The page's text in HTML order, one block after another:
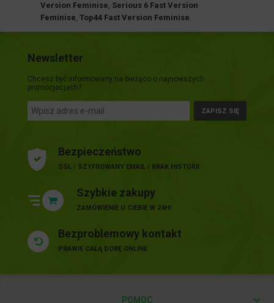
Version Feminise, Serious 6 Fast Version
Feminise, Top44 Fast Version Feminise.
Newsletter
Chcesz być informowany na bieżąco o najnowszych
promocjacjach?
ZAPISZ SIĘ
Bezpieczeństwo
SSL / SZYFROWANY EMAIL / BRAK HISTORII
Szybkie zakupy
ZAMÓWIENIE U CIEBIE W 24H!
Bezproblemowy kontakt
PRAWIE CAŁĄ DOBĘ ONLINE
POMOC